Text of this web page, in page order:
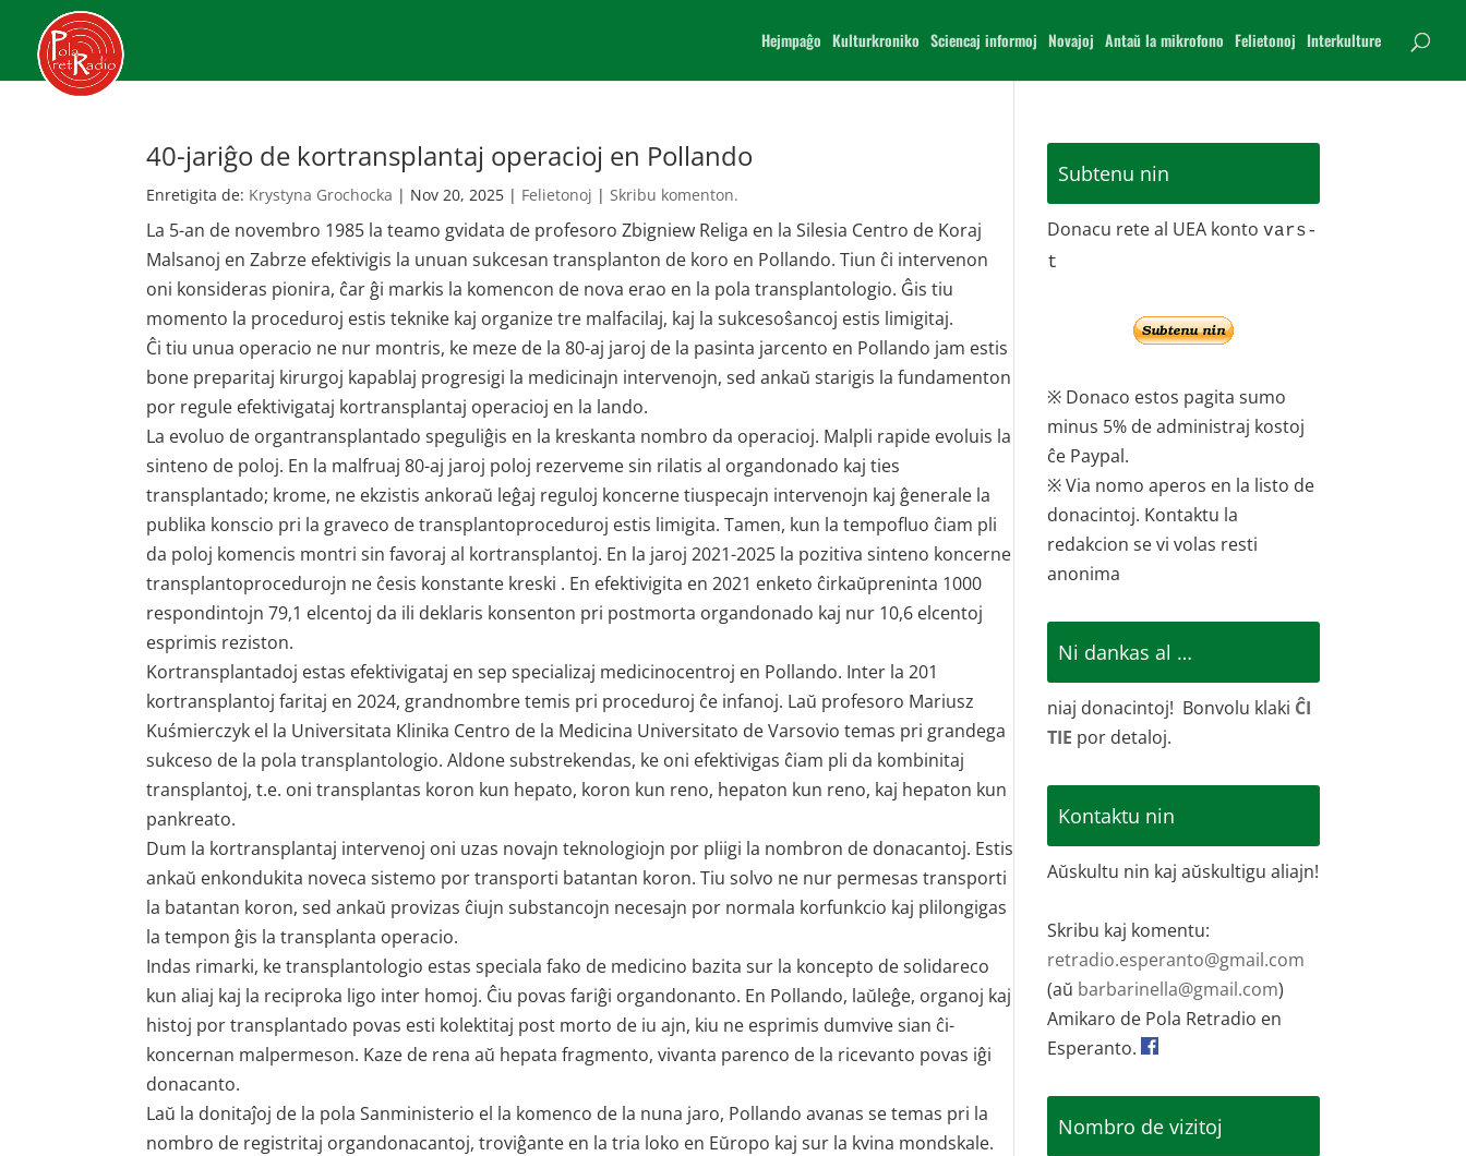
Hejmpaĝo Kulturkroniko Sciencaj informoj Novajoj Antaŭ la mikrofono Felietonoj Interkulture
40-jariĝo de kortransplantaj operacioj en Pollando
Enretigita de: Krystyna Grochocka | Nov 20, 2025 | Felietonoj |Skribu komenton.
La 5-an de novembro 1985 la teamo gvidata de profesoro Zbigniew Religa en la Silesia Centro de Koraj
Malsanoj en Zabrze efektivigis la unuan sukcesan transplanton de koro en Pollando. Tiun ĉi intervenon
oni konsideras pionira, ĉar ĝi markis la komencon de nova erao en la pola transplantologio. Ĝis tiu
momento la proceduroj estis teknike kaj organize tre malfacilaj, kaj la sukcesoŝancoj estis limigitaj.
Ĉi tiu unua operacio ne nur montris, ke meze de la 80-aj jaroj de la pasinta jarcento en Pollando jam estis
bone preparitaj kirurgoj kapablaj progresigi la medicinajn intervenojn, sed ankaŭ starigis la fundamenton
por regule efektivigataj kortransplantaj operacioj en la lando.
La evoluo de organtransplantado speguliĝis en la kreskanta nombro da operacioj. Malpli rapide evoluis la
sinteno de poloj. En la malfruaj 80-aj jaroj poloj rezerveme sin rilatis al organdonado kaj ties
transplantado; krome, ne ekzistis ankoraŭ leĝaj reguloj koncerne tiuspecajn intervenojn kaj ĝenerale la
publika konscio pri la graveco de transplantoproceduroj estis limigita. Tamen, kun la tempofluo ĉiam pli
da poloj komencis montri sin favoraj al kortransplantoj. En la jaroj 2021-2025 la pozitiva sinteno koncerne
transplantoprocedurojn ne ĉesis konstante kreski . En efektivigita en 2021 enketo ĉirkaŭpreninta 1000
respondintojn 79,1 elcentoj da ili deklaris konsenton pri postmorta organdonado kaj nur 10,6 elcentoj
esprimis reziston.
Kortransplantadoj estas efektivigataj en sep specializaj medicinocentroj en Pollando. Inter la 201
kortransplantoj faritaj en 2024, grandnombre temis pri proceduroj ĉe infanoj. Laŭ profesoro Mariusz
Kuśmierczyk el la Universitata Klinika Centro de la Medicina Universitato de Varsovio temas pri grandega
sukceso de la pola transplantologio. Aldone substrekendas, ke oni efektivigas ĉiam pli da kombinitaj
transplantoj, t.e. oni transplantas koron kun hepato, koron kun reno, hepaton kun reno, kaj hepaton kun
pankreato.
Dum la kortransplantaj intervenoj oni uzas novajn teknologiojn por pliigi la nombron de donacantoj. Estis
ankaŭ enkondukita noveca sistemo por transporti batantan koron. Tiu solvo ne nur permesas transporti
la batantan koron, sed ankaŭ provizas ĉiujn substancojn necesajn por normala korfunkcio kaj plilongigas
la tempon ĝis la transplanta operacio.
Indas rimarki, ke transplantologio estas speciala fako de medicino bazita sur la koncepto de solidareco
kun aliaj kaj la reciproka ligo inter homoj. Ĉiu povas fariĝi organdonanto. En Pollando, laŭleĝe, organoj kaj
histoj por transplantado povas esti kolektitaj post morto de iu ajn, kiu ne esprimis dumvive sian ĉi-
koncernan malpermeson. Kaze de rena aŭ hepata fragmento, vivanta parenco de la ricevanto povas iĝi
donacanto.
Laŭ la donitaĵoj de la pola Sanministerio el la komenco de la nuna jaro, Pollando avanas se temas pri la
nombro de registritaj organdonacantoj, troviĝante en la tria loko en Eŭropo kaj sur la kvina mondskale.
Subtenu nin
Donacu rete al UEA kontovars-
t
※ Donaco estos pagita sumo
minus 5% de administraj kostoj
ĉe Paypal.
※ Via nomo aperos en la listo de
donacintoj. Kontaktu la
redakcion se vi volas resti
anonima
Ni dankas al …
niaj donacintoj! Bonvolu klaki ĈI
TIE por detaloj.
Kontaktu nin
Aŭskultu nin kaj aŭskultigu aliajn!
Skribu kaj komentu:
retradio.esperanto@gmail.com
(aŭ barbarinella@gmail.com)
Amikaro de Pola Retradio en
Esperanto.
Nombro de vizitoj